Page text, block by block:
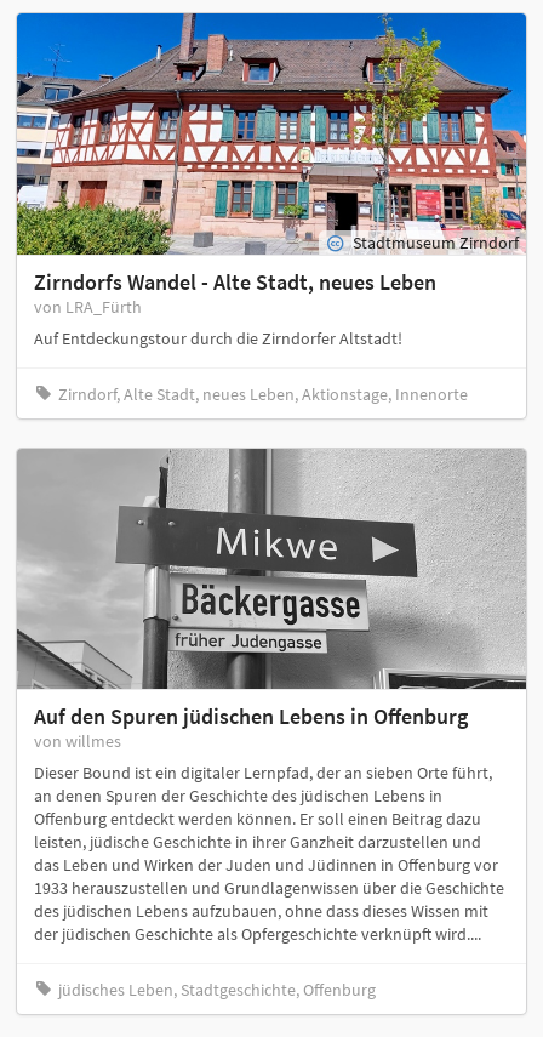
Stadtmuseum Zirndorf
Zirndorfs Wandel - Alte Stadt, neues Leben
von LRA_Fürth
Auf Entdeckungstour durch die Zirndorfer Altstadt!
Zirndorf, Alte Stadt, neues Leben, Aktionstage, Innenorte
Auf den Spuren jüdischen Lebens in Offenburg
von willmes
Dieser Bound ist ein digitaler Lernpfad, der an sieben Orte führt,
an denen Spuren der Geschichte des jüdischen Lebens in
Offenburg entdeckt werden können. Er soll einen Beitrag dazu
leisten, jüdische Geschichte in ihrer Ganzheit darzustellen und
das Leben und Wirken der Juden und Jüdinnen in Offenburg vor
1933 herauszustellen und Grundlagenwissen über die Geschichte
des jüdischen Lebens aufzubauen, ohne dass dieses Wissen mit
der jüdischen Geschichte als Opfergeschichte verknüpft wird....
jüdisches Leben, Stadtgeschichte, Offenburg